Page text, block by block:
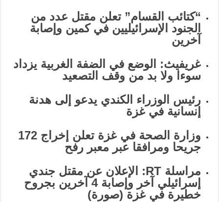
“كتائب القسام” تعلن مقتل عدد من
الجنود الإسرائيليين في كمين وإصابة
آخرين
غريفيث: الوضع في الضفة الغربية يزداد
سوءا ولا بد من وقف التصعيد
رئيس الوزراء الكندي يدعو إلى هدنة
إنسانية في غزة
وزارة الصحة في غزة تعلن إخراج 172
جريحا ومرافقا عبر معبر رفح
مراسلة RT: الإعلان عن مقتل جندي
إسرائيلي آخر وإصابة 4 آخرين بجروح
خطيرة في غزة (صورة)